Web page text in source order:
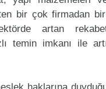
bir çok firmadan
artan
temin imkanı ile